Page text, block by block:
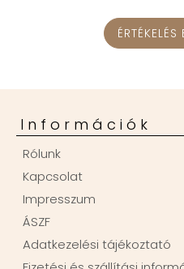
ÉRTÉKELÉS
Információk
Rólunk
Kapcsolat
Impresszum
ÁSZF
Adatkezelési tájékoztató